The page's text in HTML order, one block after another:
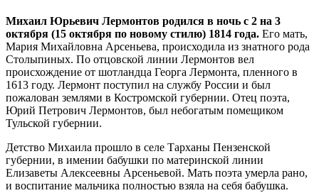
Михаил Юрьевич Лермонтов родился в ночь с 2 на 3
октября (15 октября по новому стилю) 1814 года. Его мать,
Мария Михайловна Арсеньева, происходила из знатного рода
Столыпиных. По отцовской линии Лермонтов вел
происхождение от шотландца Георга Лермонта, пленного в
1613 году. Лермонт поступил на службу России и был
пожалован землями в Костромской губернии. Отец поэта,
Юрий Петрович Лермонтов, был небогатым помещиком
Тульской губернии.
Детство Михаила прошло в селе Тарханы Пензенской
губернии, в имении бабушки по материнской линии
Елизаветы Алексеевны Арсеньевой. Мать поэта умерла рано,
и воспитание мальчика полностью взяла на себя бабушка.